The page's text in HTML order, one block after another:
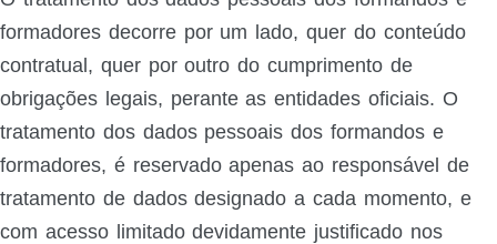
formadores decorre por um lado, quer do conteúdo
contratual, quer por outro do cumprimento de
obrigações legais, perante as entidades oficiais. O
tratamento dos dados pessoais dos formandos e
formadores, é reservado apenas ao responsável de
tratamento de dados designado a cada momento, e
com acesso limitado devidamente justificado nos